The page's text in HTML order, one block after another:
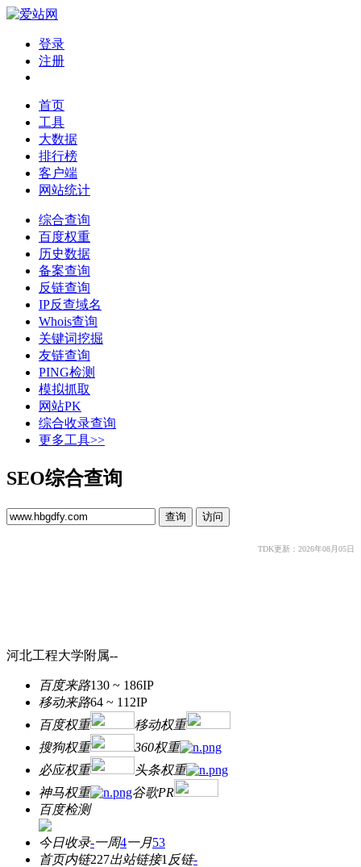
登录
注册
首页
工具
大数据
排行榜
客户端
网站统计
综合查询
百度权重
历史数据
备案查询
反链查询
IP反查域名
Whois查询
关键词挖掘
友链查询
PING检测
模拟抓取
网站PK
综合收录查询
更多工具>>
SEO综合查询
TDK更新：2026年08月05日
河北工程大学附属--
百度来路130 ~ 186IP
移动来路64 ~ 112IP
百度权重
移动权重
搜狗权重
360权重
必应权重
头条权重
神马权重
谷歌PR
百度检测
今日收录-一周4一月53
首页内链227出站链接1 反链-